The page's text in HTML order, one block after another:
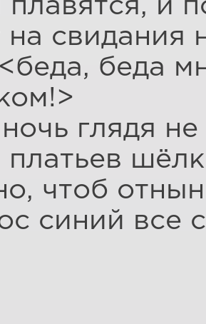
плавятся, и
на свидания
беда
глядя
платьев
чтоб
синий все